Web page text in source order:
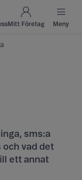
Mitt Företag Meny
sms:a
och vad det
ett annat